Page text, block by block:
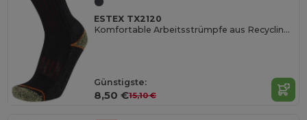
ESTEX TX2120
Komfortable Arbeitsstrümpfe aus Recyclingmaterial
Günstigste:
8,50 €15,10 €